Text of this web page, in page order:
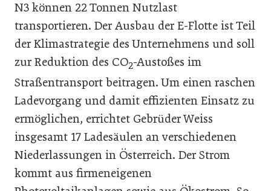
N3 können 22 Tonnen Nutzlast
transportieren. Der Ausbau der E-Flotte ist Teil
der Klimastrategie des Unternehmens und soll
zur Reduktion des CO2-Austoßes im
Straßentransport beitragen. Um einen raschen
Ladevorgang und damit effizienten Einsatz zu
ermöglichen, errichtet Gebrüder Weiss
insgesamt 17 Ladesäulen an verschiedenen
Niederlassungen in Österreich. Der Strom
kommt aus firmeneigenen